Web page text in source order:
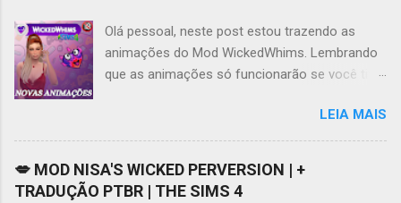
e
n
t
á
r
Olá pessoal, neste post estou trazendo as
animações do Mod WickedWhims. Lembrando
que as animações só funcionarão se você tiver
acessar os links para download do Mod e da
tradução no meu Patreon AQUI . Se tiver
dificuldades em acessar o Patreon, este vídeo
AQUI pode ajudar. Ao contrário do que muita
LEIA MAIS
💋 MOD NISA'S WICKED PERVERSION | +
TRADUÇÃO PTBR | THE SIMS 4